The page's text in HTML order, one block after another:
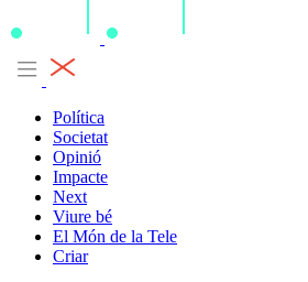
Política
Societat
Opinió
Impacte
Next
Viure bé
El Món de la Tele
Criar